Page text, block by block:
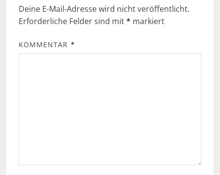
Deine E-Mail-Adresse wird nicht veröffentlicht.
Erforderliche Felder sind mit* markiert
KOMMENTAR *